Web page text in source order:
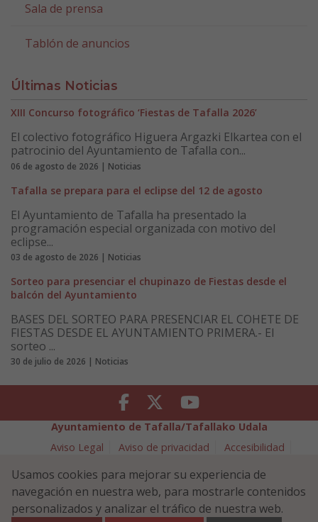
Sala de prensa
Tablón de anuncios
Últimas Noticias
XIII Concurso fotográfico ‘Fiestas de Tafalla 2026’
El colectivo fotográfico Higuera Argazki Elkartea con el
patrocinio del Ayuntamiento de Tafalla con...
06 de agosto de 2026 | Noticias
Tafalla se prepara para el eclipse del 12 de agosto
El Ayuntamiento de Tafalla ha presentado la
programación especial organizada con motivo del
eclipse...
03 de agosto de 2026 | Noticias
Sorteo para presenciar el chupinazo de Fiestas desde el
balcón del Ayuntamiento
BASES DEL SORTEO PARA PRESENCIAR EL COHETE DE
FIESTAS DESDE EL AYUNTAMIENTO PRIMERA.- El
sorteo ...
30 de julio de 2026 | Noticias
Facebook Twitter Youtube
Ayuntamiento de Tafalla/Tafallako Udala
Aviso Legal
Aviso de privacidad
Accesibilidad
Política de Seguridad de la Información
Plaza Navarra 5 - 31300 Tafalla (NAVARRA)
948 70 18 11
ayuntamiento@tafalla.es
Usamos cookies para mejorar su experiencia de
navegación en nuestra web, para mostrarle contenidos
personalizados y analizar el tráfico de nuestra web.